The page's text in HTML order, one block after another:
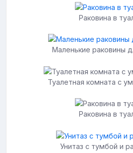
Раковина в
Маленькие раковины
Туалетная комната с
Раковина в
Унитаз с тумбой и